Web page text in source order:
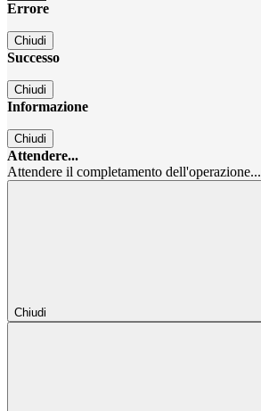
Errore
Chiudi
Successo
Chiudi
Informazione
Chiudi
Attendere...
Attendere il completamento dell'operazione...
Chiudi